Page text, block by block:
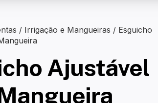
/ Irrigação e Mangueiras / Esguicho
Ajustável